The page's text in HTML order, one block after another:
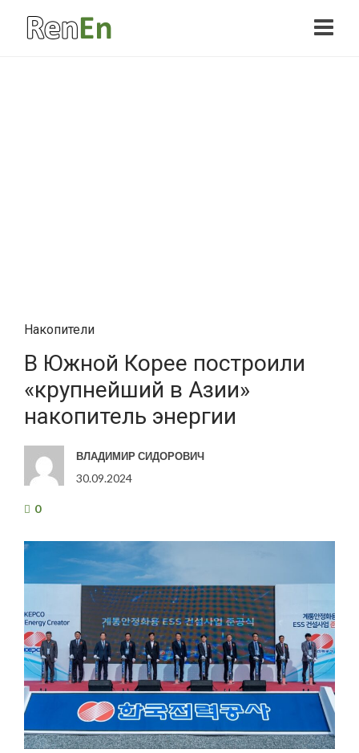
Накопители
В Южной Корее построили
«крупнейший в Азии»
накопитель энергии
ВЛАДИМИР СИДОРОВИЧ
30.09.2024
0